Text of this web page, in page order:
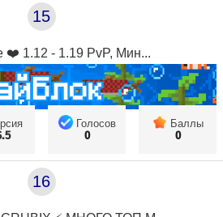
15
❤️ 1.12 - 1.19 PvP, Мин...
Голосов
0
Баллы
0
16